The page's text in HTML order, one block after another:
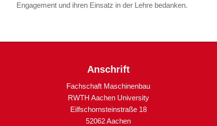
Engagement und ihren Einsatz in der Lehre bedanken.
Anschrift
Fachschaft Maschinenbau
RWTH Aachen University
Eilfschornsteinstraße 18
52062 Aachen